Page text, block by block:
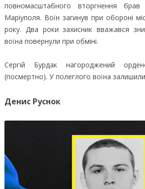
повномасштабного вторгнення
Маріуполя. Воїн загинув при обороні
року. Два роки захисник вважався
воїна повернули при обміні.
Сергій Бурдак нагороджений
(посмертно). У полеглого воїна
Денис Руснок